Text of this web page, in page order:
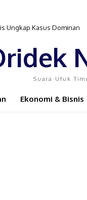
Kasus Dominan
Hadirkan Dokter Spesialis
Suara Ufuk
Ekonomi & Bisnis